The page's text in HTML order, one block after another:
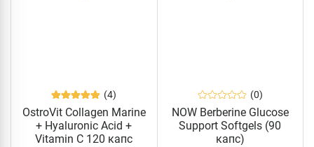
(4)
OstroVit Collagen Marine
+ Hyaluronic Acid +
Vitamin C 120 капс
(0)
NOW Berberine Glucose
Support Softgels (90
капс)